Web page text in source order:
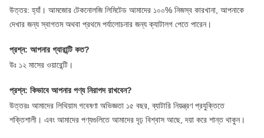
উত্তর: হ্যাঁ। আমজোর টেকনোলজি লিমিটেড আমাদের ১০০% নিজস্ব কারখানা, আপনাকে
দেখার জন্য স্বাগতম অথবা প্রথমে পর্যালোচনার জন্য ক্যাটালগ পেতে পারেন।
প্রশ্ন: আপনার গ্যারান্টি কত?
উঃ ১২ মাসের ওয়ারেন্টি।
প্রশ্ন: কিভাবে আপনার পণ্য নিরাপদ রাখবেন?
উত্তরঃ আমাদের লিথিয়াম গবেষণা অভিজ্ঞতা ১৫ বছর, ব্যাটারি নিয়ন্ত্রণ প্রযুক্তিতে
শক্তিশালী। এবং আমাদের পণ্যগুলিতে আমাদের দৃঢ় বিশ্বাস আছে, দয়া করে শান্ত থাকুন।